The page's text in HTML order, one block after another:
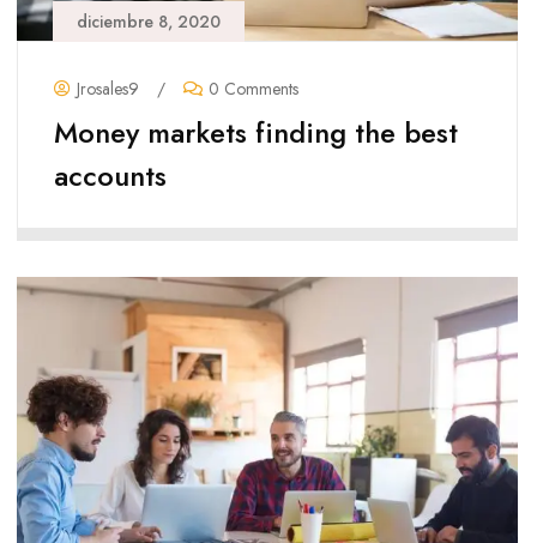
diciembre 8, 2020
Jrosales9 / 0 Comments
Money markets finding the best
accounts